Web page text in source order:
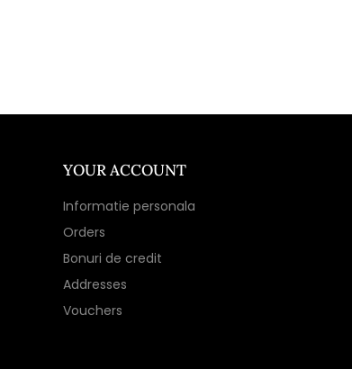
YOUR ACCOUNT
Informatie personala
Orders
Bonuri de credit
Addresses
Vouchers